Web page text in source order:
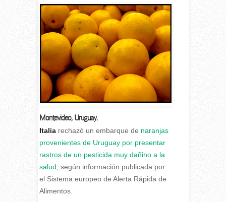
Montevideo, Uruguay.
Italiarechazó un embarque de naranjas
provenientes de Uruguay por presentar
rastros de un pesticida muy dañino a la
salud , según información publicada por
el Sistema europeo de Alerta Rápida de
Alimentos.